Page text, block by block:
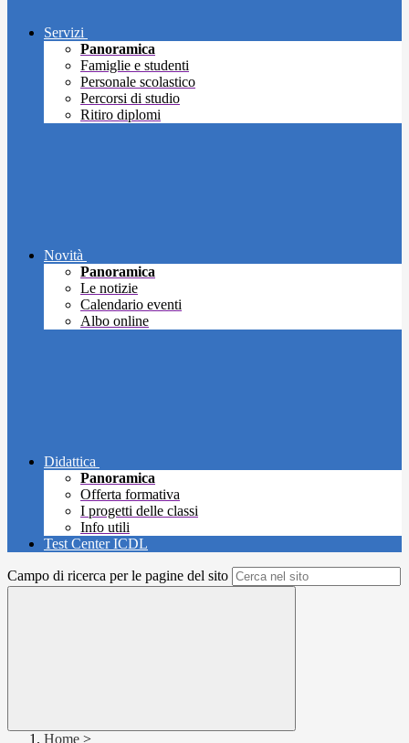
Servizi
Panoramica
Famiglie e studenti
Personale scolastico
Percorsi di studio
Ritiro diplomi
Novità
Panoramica
Le notizie
Calendario eventi
Albo online
Didattica
Panoramica
Offerta formativa
I progetti delle classi
Info utili
Test Center ICDL
Campo di ricerca per le pagine del sito
Home >